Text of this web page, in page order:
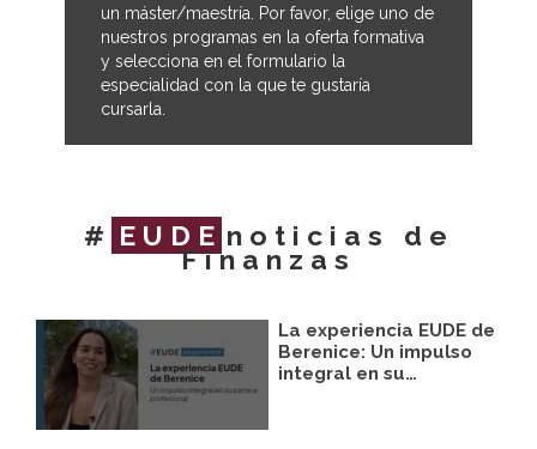
un máster/maestría. Por favor, elige uno de
nuestros programas en la oferta formativa
y selecciona en el formulario la
especialidad con la que te gustaría
cursarla.
# EUDE noticias de
Finanzas
La experiencia EUDE de
Berenice: Un impulso
integral en su…